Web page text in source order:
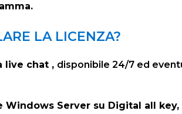
LA LICENZA?
live chat , disponibile 24/7 ed
Server su Digital all key,